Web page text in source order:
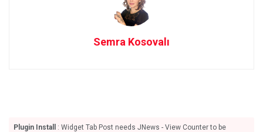
Semra Kosovalı
Plugin Install
: Widget Tab Post needs JNews - View Counter to be